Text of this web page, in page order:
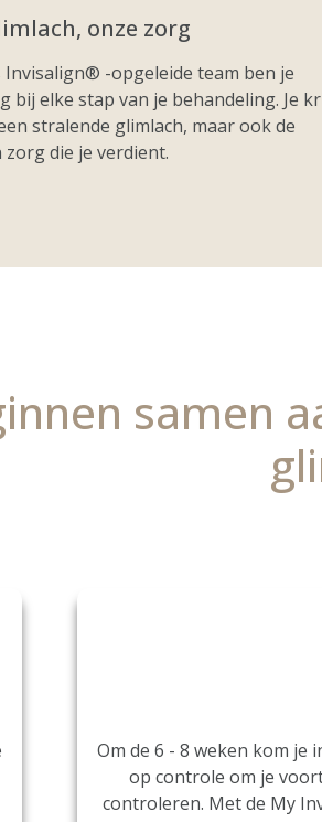
onze zorg
-opgeleide team ben je
bij elke stap van je behandeling. Je
stralende glimlach, maar ook de
die je verdient.
samen
Om de 6 - 8 weken kom je
op controle om je
controleren. Met de My